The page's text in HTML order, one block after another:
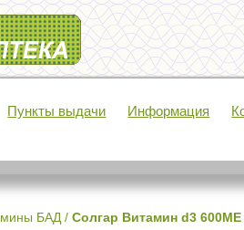
Пункты выдачи Информация
БАД / Солгар Витамин d3